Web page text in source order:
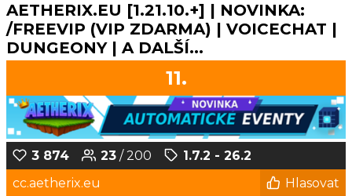
AETHERIX.EU [1.21.10.+] | NOVINKA:
/FREEVIP (VIP ZDARMA) | VOICECHAT |
DUNGEONY | A DALŠÍ...
11.
3 874 23 / 200
1.7.2 - 26.2
cc.aetherix.eu
Hlasovat